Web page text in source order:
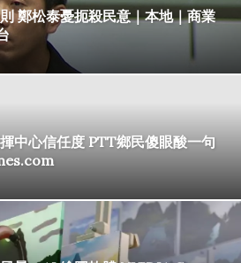
鄭松泰憂扼殺民意｜本地｜商業
中心信任度 PTT鄉民傻眼酸一句